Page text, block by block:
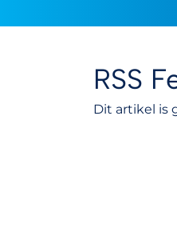
RSS
Dit artikel is